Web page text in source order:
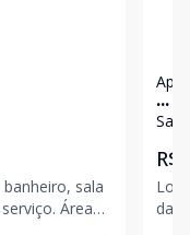
sala
...
R$
da